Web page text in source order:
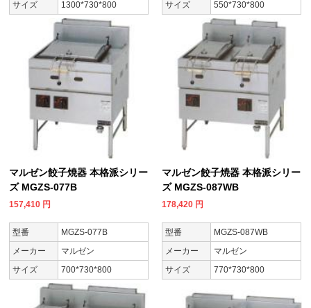
サイズ
1300*730*800
サイズ
550*730*800
マルゼン餃子焼器 本格派シリー
ズ MGZS-077B
157,410 円
型番
MGZS-077B
メーカー
マルゼン
サイズ
700*730*800
マルゼン餃子焼器 本格派シリー
ズ MGZS-087WB
178,420 円
型番
MGZS-087WB
メーカー
マルゼン
サイズ
770*730*800